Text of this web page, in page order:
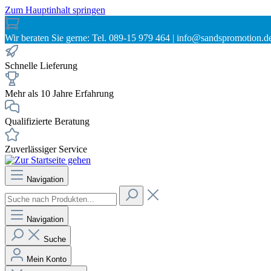
Zum Hauptinhalt springen
Wir beraten Sie gerne: Tel. 089-15 979 464 |
Schnelle Lieferung
Mehr als 10 Jahre Erfahrung
Qualifizierte Beratung
Zuverlässiger Service
Navigation
Navigation
Suche
Mein Konto